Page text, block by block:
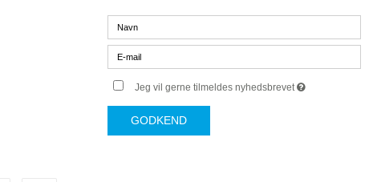
Jeg vil gerne tilmeldes nyhedsbrevet
GODKEND